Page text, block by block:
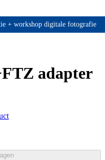
+ workshop digitale fotografie
adapter